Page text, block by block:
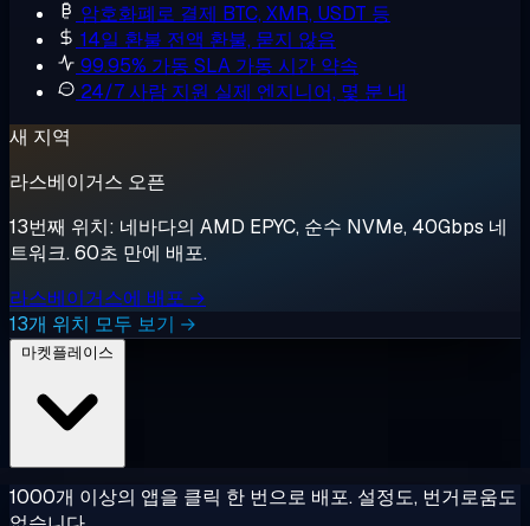
암호화폐로 결제 BTC, XMR, USDT 등
14일 환불 전액 환불, 묻지 않음
99.95% 가동 SLA 가동 시간 약속
24/7 사람 지원 실제 엔지니어, 몇 분 내
새 지역
라스베이거스 오픈
13번째 위치: 네바다의 AMD EPYC, 순수 NVMe, 40Gbps 네
트워크. 60초 만에 배포.
라스베이거스에 배포 →
13개 위치 모두 보기 →
1000개 이상의 앱을 클릭 한 번으로 배포. 설정도, 번거로움도